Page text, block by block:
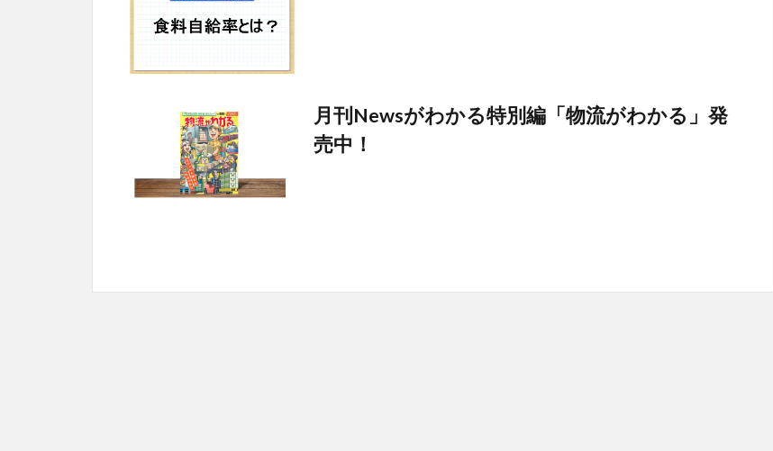
月刊Newsがわかる特別編「物流がわかる」発
売中！